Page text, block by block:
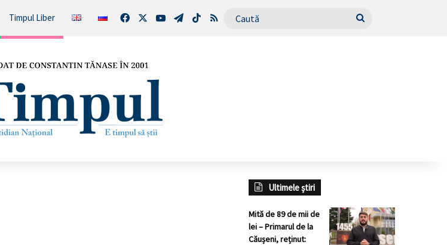
Timpul Liber FacebookYouTubeTelegram
TikTokRSS Caută
Ultimele știri
Mită de 89 de mii de
lei – Primarul de la
Căușeni, reținut: